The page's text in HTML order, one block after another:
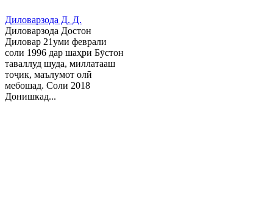
Диловарзода Д. Д.
Диловарзода Достон
Диловар 21уми феврали
соли 1996 дар шаҳри Бӯстон
таваллуд шуда, миллатааш
тоҷик, маълумот олӣ
мебошад. Соли 2018
Донишкад...